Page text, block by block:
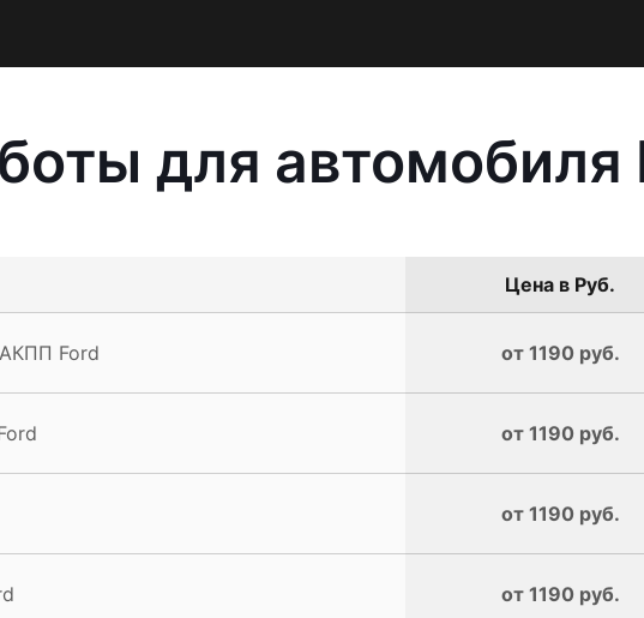
для автомобиля
Цена в Руб.
Ford от 1190 руб.
от 1190 руб.
от 1190 руб.
от 1190 руб.